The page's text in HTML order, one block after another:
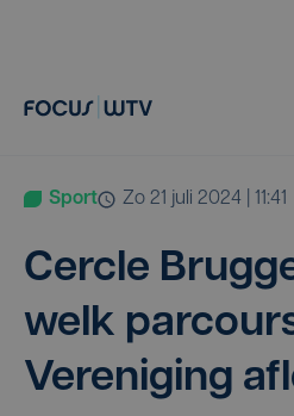
Sport zo 21 juli 2024 | 11:41
Cer­cle
welk
Ver­e­ni­ging